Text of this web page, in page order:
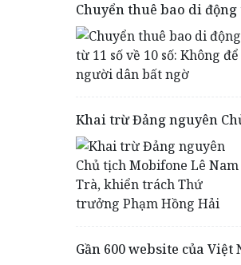
Chuyển thuê bao di động
Khai trừ Đảng nguyên
Gần 600 website của